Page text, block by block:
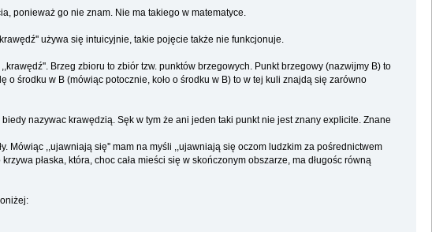
ponieważ go nie znam. Nie ma takiego w matematyce.
używa się intuicyjnie, takie pojęcie także nie funkcjonuje.
Brzeg zbioru to zbiór tzw. punktów brzegowych. Punkt brzegowy (nazwijmy B) to
środku w B (mówiąc potocznie, koło o środku w B) to w tej kuli znajdą się zarówno
nazywac krawędzią. Sęk w tym że ani jeden taki punkt nie jest znany explicite. Znane
Mówiąc ,,ujawniają się'' mam na myśli ,,ujawniają się oczom ludzkim za pośrednictwem
płaska, która, choc cała mieści się w skończonym obszarze, ma długośc równą